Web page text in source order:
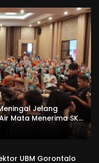
Jelang
Mata Menerima SKL
UBM Gorontalo